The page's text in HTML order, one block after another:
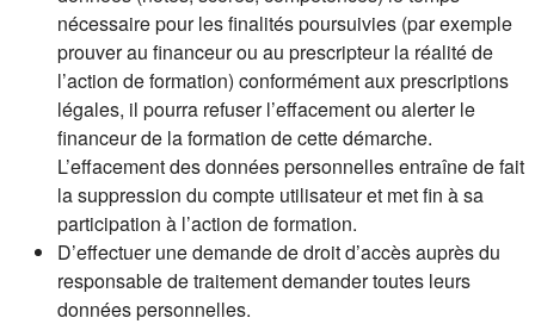
nécessaire pour les finalités poursuivies (par exemple
prouver au financeur ou au prescripteur la réalité de
l’action de formation) conformément aux prescriptions
légales, il pourra refuser l’effacement ou alerter le
financeur de la formation de cette démarche.
L’effacement des données personnelles entraîne de fait
la suppression du compte utilisateur et met fin à sa
participation à l’action de formation.
D’effectuer une demande de droit d’accès auprès du
responsable de traitement demander toutes leurs
données personnelles.